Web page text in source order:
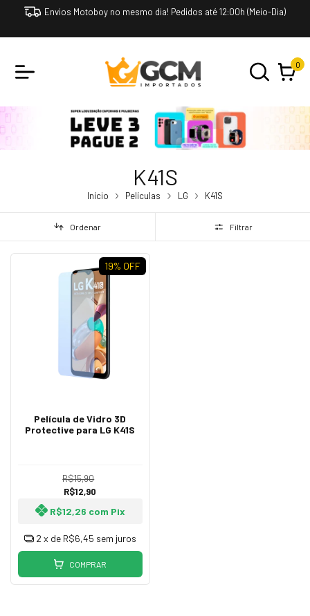
Envios Motoboy no mesmo dia! Pedidos até 12:00h (Meio-Dia)
0
K41S
Início Películas LG K41S
Ordenar Filtrar
19% OFF
Película de Vidro 3D
Protective para LG K41S
R$15,90
R$12,90
R$12,26 com Pix
2 x de R$6,45 sem juros
COMPRAR